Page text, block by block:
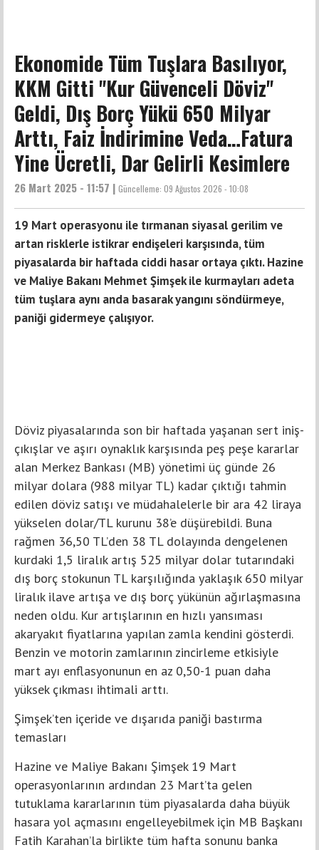
Ekonomide Tüm Tuşlara Basılıyor,
KKM Gitti ''Kur Güvenceli Döviz''
Geldi, Dış Borç Yükü 650 Milyar
Arttı, Faiz İndirimine Veda…Fatura
Yine Ücretli, Dar Gelirli Kesimlere
26 Mart 2025 - 11:57 | Güncelleme: 09 Ağustos 2026 - 10:08
19 Mart operasyonu ile tırmanan siyasal gerilim ve
artan risklerle istikrar endişeleri karşısında, tüm
piyasalarda bir haftada ciddi hasar ortaya çıktı. Hazine
ve Maliye Bakanı Mehmet Şimşek ile kurmayları adeta
tüm tuşlara aynı anda basarak yangını söndürmeye,
paniği gidermeye çalışıyor.
Döviz piyasalarında son bir haftada yaşanan sert iniş-
çıkışlar ve aşırı oynaklık karşısında peş peşe kararlar
alan Merkez Bankası (MB) yönetimi üç günde 26
milyar dolara (988 milyar TL) kadar çıktığı tahmin
edilen döviz satışı ve müdahalelerle bir ara 42 liraya
yükselen dolar/TL kurunu 38’e düşürebildi. Buna
rağmen 36,50 TL’den 38 TL dolayında dengelenen
kurdaki 1,5 liralık artış 525 milyar dolar tutarındaki
dış borç stokunun TL karşılığında yaklaşık 650 milyar
liralık ilave artışa ve dış borç yükünün ağırlaşmasına
neden oldu. Kur artışlarının en hızlı yansıması
akaryakıt fiyatlarına yapılan zamla kendini gösterdi.
Benzin ve motorin zamlarının zincirleme etkisiyle
mart ayı enflasyonunun en az 0,50-1 puan daha
yüksek çıkması ihtimali arttı.
Şimşek’ten içeride ve dışarıda paniği bastırma
temasları
Hazine ve Maliye Bakanı Şimşek 19 Mart
operasyonlarının ardından 23 Mart’ta gelen
tutuklama kararlarının tüm piyasalarda daha büyük
hasara yol açmasını engelleyebilmek için MB Başkanı
Fatih Karahan’la birlikte tüm hafta sonunu banka